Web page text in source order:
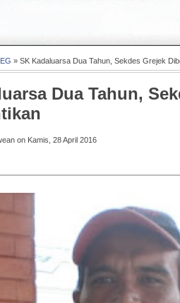
» SK Kadaluarsa Dua Tahun, Sekdes Grejek
Dua Tahun,
on Kamis, 28 April 2016